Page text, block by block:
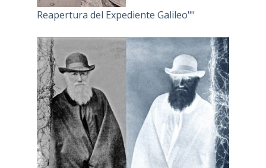
Reapertura del Expediente Galileo""